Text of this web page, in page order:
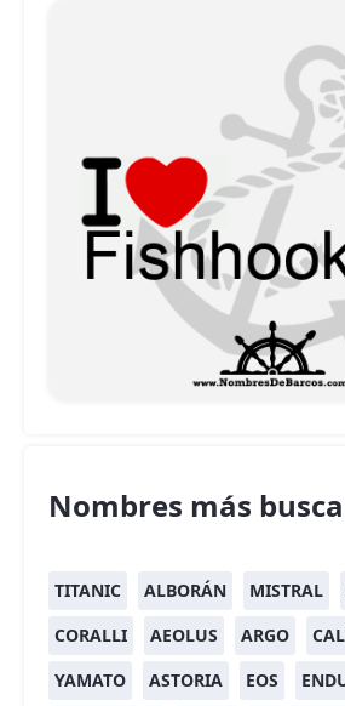
Nombres más
TITANIC ALBORÁN MISTRAL
CORALLI
AEOLUS ARGO
YAMATO
ASTORIA EOS